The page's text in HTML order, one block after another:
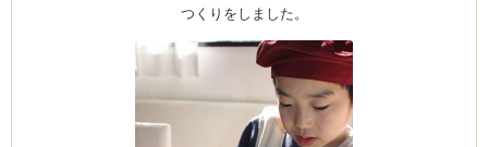
つくりをしました。